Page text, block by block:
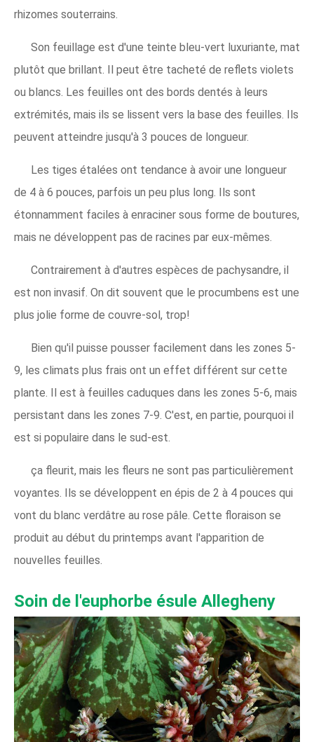
rhizomes souterrains.
Son feuillage est d'une teinte bleu-vert luxuriante, mat
plutôt que brillant. Il peut être tacheté de reflets violets
ou blancs. Les feuilles ont des bords dentés à leurs
extrémités, mais ils se lissent vers la base des feuilles. Ils
peuvent atteindre jusqu'à 3 pouces de longueur.
Les tiges étalées ont tendance à avoir une longueur
de 4 à 6 pouces, parfois un peu plus long. Ils sont
étonnamment faciles à enraciner sous forme de boutures,
mais ne développent pas de racines par eux-mêmes.
Contrairement à d'autres espèces de pachysandre, il
est non invasif. On dit souvent que le procumbens est une
plus jolie forme de couvre-sol, trop!
Bien qu'il puisse pousser facilement dans les zones 5-
9, les climats plus frais ont un effet différent sur cette
plante. Il est à feuilles caduques dans les zones 5-6, mais
persistant dans les zones 7-9. C'est, en partie, pourquoi il
est si populaire dans le sud-est.
ça fleurit, mais les fleurs ne sont pas particulièrement
voyantes. Ils se développent en épis de 2 à 4 pouces qui
vont du blanc verdâtre au rose pâle. Cette floraison se
produit au début du printemps avant l'apparition de
nouvelles feuilles.
Soin de l'euphorbe ésule Allegheny